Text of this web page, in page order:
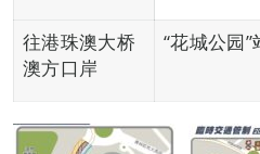
往港珠澳大桥
澳方口岸
“花城公园”